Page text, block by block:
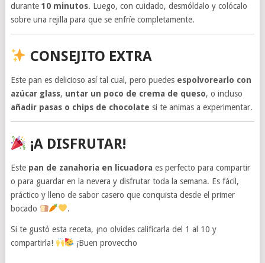
durante 10 minutos. Luego, con cuidado, desmóldalo y colócalo
sobre una rejilla para que se enfríe completamente.
CONSEJITO EXTRA
Este pan es delicioso así tal cual, pero puedes espolvorearlo con
azúcar glass, untar un poco de crema de queso, o incluso
añadir pasas o chips de chocolate si te animas a experimentar.
¡A DISFRUTAR!
Este pan de zanahoria en licuadora es perfecto para compartir
o para guardar en la nevera y disfrutar toda la semana. Es fácil,
práctico y lleno de sabor casero que conquista desde el primer
bocado
.
Si te gustó esta receta, ¡no olvides calificarla del 1 al 10 y
compartirla!
¡Buen proveccho